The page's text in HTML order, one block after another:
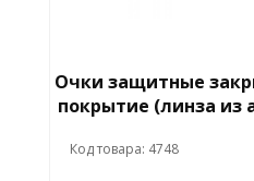
Очки защитные
покрытие (линза из
Код товара: 4748